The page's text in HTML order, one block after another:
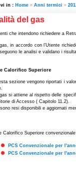
in : Home » Anni termici »
del gas
che intendono richiedere a
in accordo con l’Utente
le analisi e validano i
Calorifico Superiore
sezione vengono riportati i
si attiene al rispetto delle
di Accesso ( Capitolo 11.2).
sono resi disponibili e aggiornati
Calorifico Superiore
PCS Convenzionale per
PCS Convenzionale per